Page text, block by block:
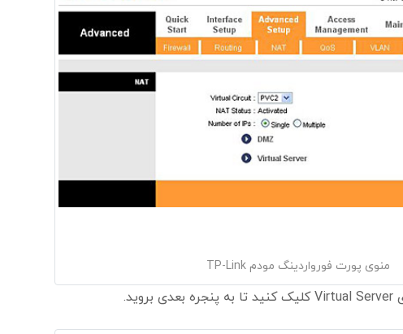
منوی پورت فورواردینگ مودم TP-Link